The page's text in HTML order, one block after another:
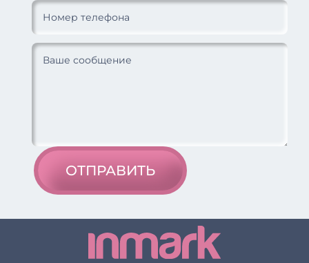
ОТПРАВИТЬ